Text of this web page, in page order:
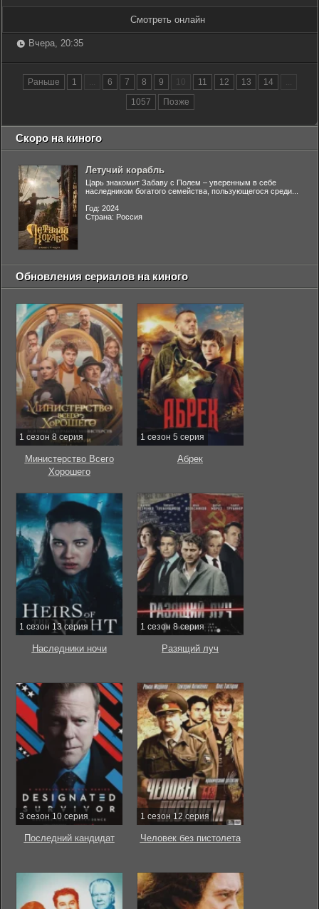
Смотреть онлайн
Вчера, 20:35
Раньше 1 ... 6 7 8 9 10 11 12 13 14
...
1057
Позже
Скоро на киного
Летучий корабль
Царь знакомит Забаву с Полем – уверенным в себе
наследником богатого семейства, пользующегося среди...
Год: 2024
Страна: Россия
Обновления сериалов на киного
1 сезон 8 серия
Министерство Всего
Хорошего
1 сезон 5 серия
Абрек
1 сезон 13 серия
Наследники ночи
1 сезон 8 серия
Разящий луч
3 сезон 10 серия
Последний кандидат
1 сезон 12 серия
Человек без пистолета